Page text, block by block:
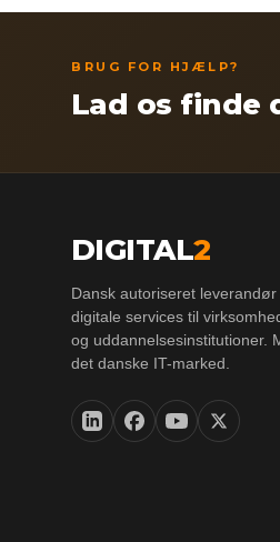
BRUG FOR HJÆLP?
Lad os finde
DIGITAL2
Dansk autoriseret
digitale services til
og uddannelsesinstitutioner.
det danske IT-marked.